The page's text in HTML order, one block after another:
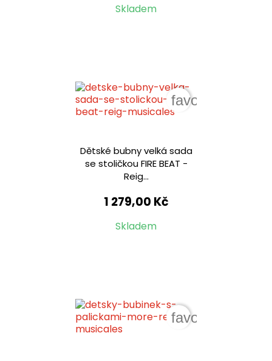
Skladem
Dětské bubny velká sada
se stoličkou FIRE BEAT -
Reig...
1 279,00 Kč
Skladem
favorite_border
favorite_border